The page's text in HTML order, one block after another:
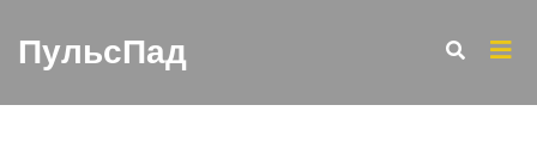
ПульсПад